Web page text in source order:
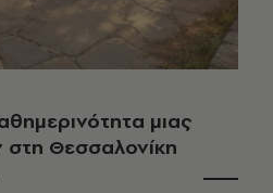
μιας
στη Θεσσαλονίκη